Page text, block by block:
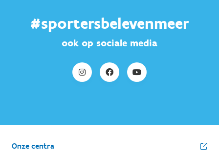
#sportersbelevenmeer
ook op sociale media
Onze centra